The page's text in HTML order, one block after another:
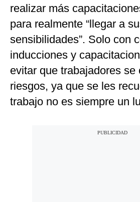
realizar más
para realmente “llegar a
sensibilidades”. Solo con
inducciones y
evitar que trabajadores se
riesgos, ya que se les
trabajo no es siempre un